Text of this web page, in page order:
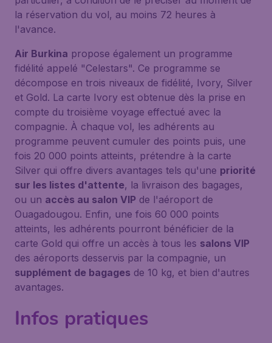
la réservation du vol, au moins 72 heures à
l'avance.
Air Burkina propose également un programme
fidélité appelé "Celestars". Ce programme se
décompose en trois niveaux de fidélité, Ivory, Silver
et Gold. La carte Ivory est obtenue dès la prise en
compte du troisième voyage effectué avec la
compagnie. À chaque vol, les adhérents au
programme peuvent cumuler des points puis, une
fois 20 000 points atteints, prétendre à la carte
Silver qui offre divers avantages tels qu'une priorité
sur les listes d'attente, la livraison des bagages,
ou un accès au salon VIP de l'aéroport de
Ouagadougou. Enfin, une fois 60 000 points
atteints, les adhérents pourront bénéficier de la
carte Gold qui offre un accès à tous les salons VIP
des aéroports desservis par la compagnie, un
supplément de bagages de 10 kg, et bien d'autres
avantages.
Infos pratiques